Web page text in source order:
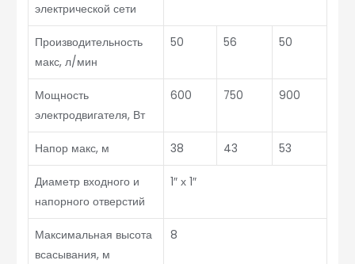
электрической сети
Производительность
макс, л/мин
50 56 50
Мощность
электродвигателя, Вт
600 750 900
Напор макс, м 38 43 53
Диаметр входного и
напорного отверстий
1″ х 1″
Максимальная высота
всасывания, м
8